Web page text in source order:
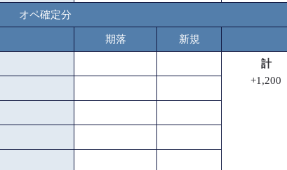
オペ確定分
期落 新規
計
+1,200